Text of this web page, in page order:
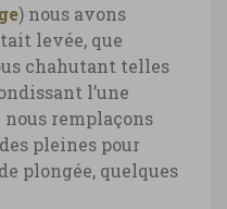
) nous avons
levée, que
chahutant telles
l’une
remplaçons
pleines pour
plongée, quelques